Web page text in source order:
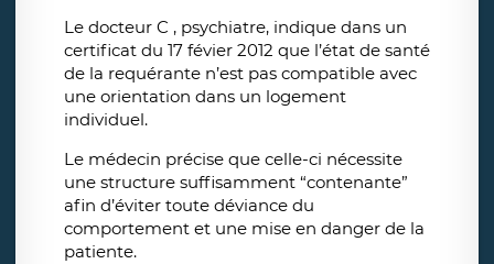
Le docteur C , psychiatre, indique dans un
certificat du 17 févier 2012 que l’état de santé
de la requérante n’est pas compatible avec
une orientation dans un logement
individuel.
Le médecin précise que celle-ci nécessite
une structure suffisamment “contenante”
afin d’éviter toute déviance du
comportement et une mise en danger de la
patiente.